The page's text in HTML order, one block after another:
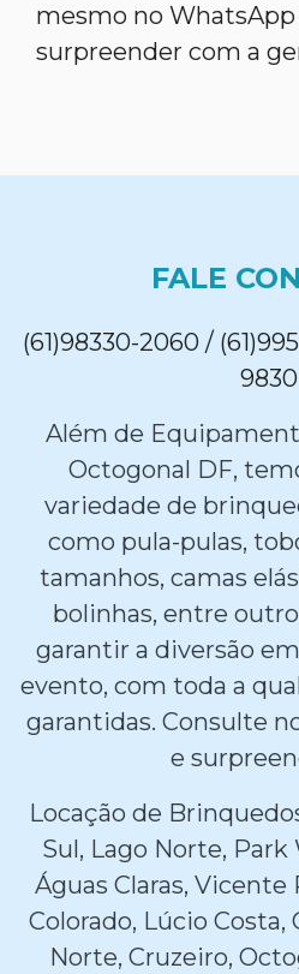
mesmo no WhatsApp
surpreender com a
FALE
(61)98330-2060 /
9830
Além de
Octogonal DF,
variedade de
como pula-pulas,
tamanhos, camas
bolinhas, entre
garantir a diversão
evento, com toda a
garantidas. Consulte
e
Locação de
Sul, Lago Norte, Park
Águas Claras, Vicente
Colorado, Lúcio Costa,
Norte, Cruzeiro,